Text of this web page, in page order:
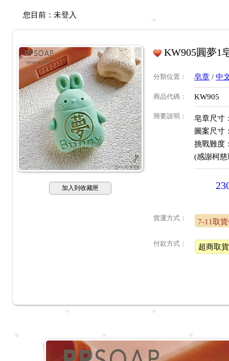
您目前： 未登入
加入到收藏匣
KW905圓夢1
分類位置 ： 皂章 / 中
商品代碼 ： KW905
簡要說明 ：
皂章尺寸
圖案尺寸
挑戰難
(感謝柯
貨運方式： 7-11取
付款方式： 超商取貨